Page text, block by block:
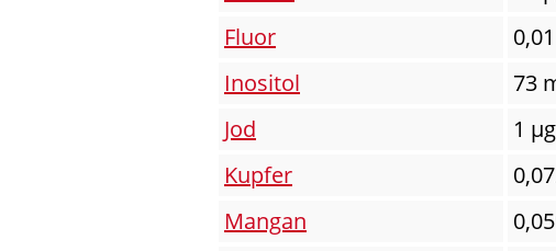
Fluor
Inositol
73
Jod
1 µg
Kupfer
Mangan